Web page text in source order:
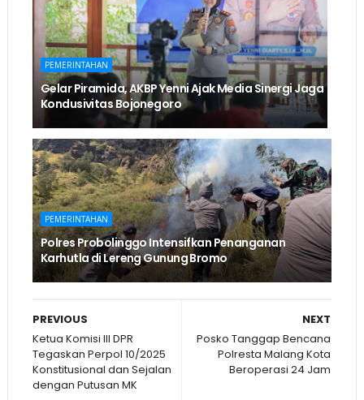
PEMERINTAHAN
Gelar Piramida, AKBP Yenni Ajak Media Sinergi Jaga
Kondusivitas Bojonegoro
PEMERINTAHAN
Polres Probolinggo Intensifkan Penanganan
Karhutla di Lereng Gunung Bromo
NEXT
Posko Tanggap Bencana
Polresta Malang Kota
Beroperasi 24 Jam
PREVIOUS
Ketua Komisi III DPR
Tegaskan Perpol 10/2025
Konstitusional dan Sejalan
dengan Putusan MK